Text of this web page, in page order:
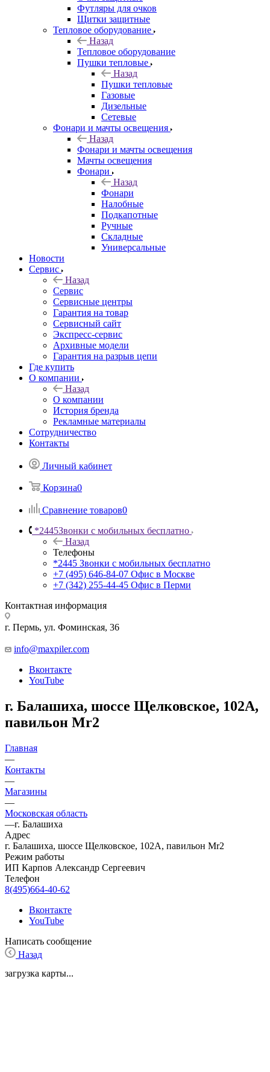
Футляры для очков
Щитки защитные
Тепловое оборудование
Назад
Тепловое оборудование
Пушки тепловые
Назад
Пушки тепловые
Газовые
Дизельные
Сетевые
Фонари и мачты освещения
Назад
Фонари и мачты освещения
Мачты освещения
Фонари
Назад
Фонари
Налобные
Подкапотные
Ручные
Складные
Универсальные
Новости
Сервис
Назад
Сервис
Сервисные центры
Гарантия на товар
Сервисный сайт
Экспресс-сервис
Архивные модели
Гарантия на разрыв цепи
Где купить
О компании
Назад
О компании
История бренда
Рекламные материалы
Сотрудничество
Контакты
Личный кабинет
Корзина0
Сравнение товаров0
*2445Звонки с мобильных бесплатно
Назад
Телефоны
*2445 Звонки с мобильных бесплатно
+7 (495) 646-84-07 Офис в Москве
+7 (342) 255-44-45 Офис в Перми
Контактная информация
г. Пермь, ул. Фоминская, 36
info@maxpiler.com
Вконтакте
YouTube
г. Балашиха, шоссе Щелковское, 102А,
павильон Mr2
Главная
—
Контакты
—
Магазины
—
Московская область
—г. Балашиха
Адрес
г. Балашиха, шоссе Щелковское, 102А, павильон Mr2
Режим работы
ИП Карпов Александр Сергеевич
Телефон
8(495)664-40-62
Вконтакте
YouTube
Написать сообщение
Назад
загрузка карты...